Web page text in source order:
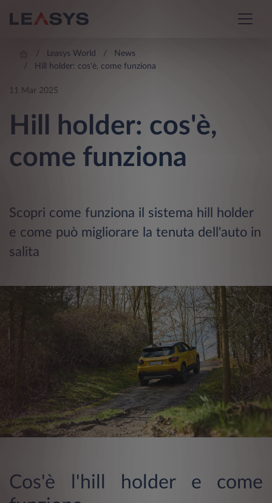
Leasys World
News
Hill holder: cos'è, come funziona
11 Mar 2025
Hill holder: cos'è,
come funziona
Scopri come funziona il sistema hill holder
e come può migliorare la tenuta dell'auto in
salita
Cos'è l'hill holder e come